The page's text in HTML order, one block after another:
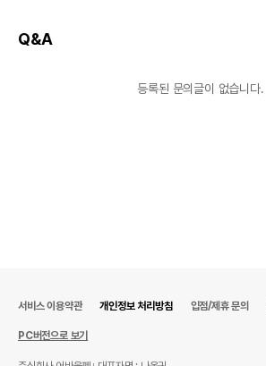
Q&A
등록된 문의글이 없습니다.
서비스 이용약관 개인정보 처리방침 입점/제휴 문의
PC버전으로 보기